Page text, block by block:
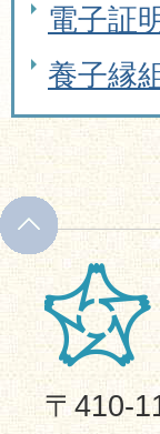
電子証
養子縁
〒410-